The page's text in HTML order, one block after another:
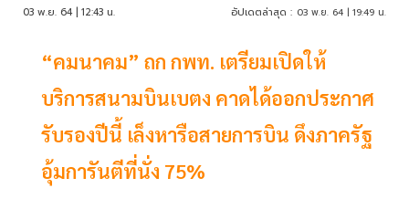
03 พ.ย. 64 | 12:43 น. อัปเดตล่าสุด : 03 พ.ย. 64 | 19:49 น.
“คมนาคม” ถก กพท. เตรียมเปิดให้
บริการสนามบินเบตง คาดได้ออกประกาศ
รับรองปีนี้ เล็งหารือสายการบิน ดึงภาครัฐ
อุ้มการันตีที่นั่ง 75%